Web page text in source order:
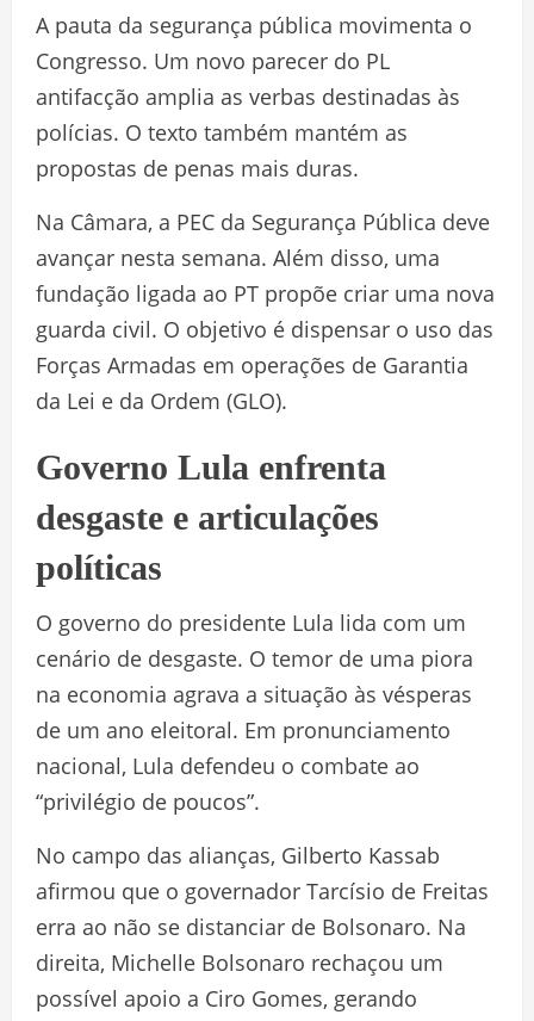
A pauta da segurança pública movimenta o
Congresso. Um novo parecer do PL
antifacção amplia as verbas destinadas às
polícias. O texto também mantém as
propostas de penas mais duras.
Na Câmara, a PEC da Segurança Pública deve
avançar nesta semana. Além disso, uma
fundação ligada ao PT propõe criar uma nova
guarda civil. O objetivo é dispensar o uso das
Forças Armadas em operações de Garantia
da Lei e da Ordem (GLO).
Governo Lula enfrenta
desgaste e articulações
políticas
O governo do presidente Lula lida com um
cenário de desgaste. O temor de uma piora
na economia agrava a situação às vésperas
de um ano eleitoral. Em pronunciamento
nacional, Lula defendeu o combate ao
“privilégio de poucos”.
No campo das alianças, Gilberto Kassab
afirmou que o governador Tarcísio de Freitas
erra ao não se distanciar de Bolsonaro. Na
direita, Michelle Bolsonaro rechaçou um
possível apoio a Ciro Gomes, gerando